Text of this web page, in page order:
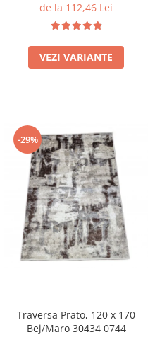
de la 112,46 Lei
VEZI VARIANTE
-29%
Traversa Prato, 120 x 170
Bej/Maro 30434 0744